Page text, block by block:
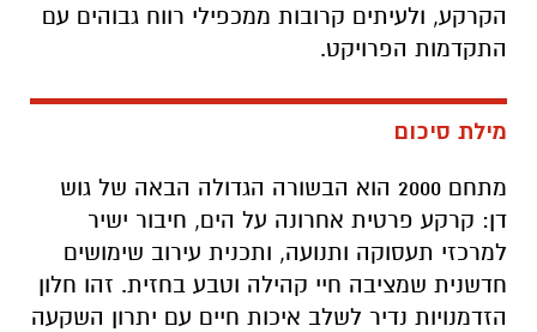
הקרקע, ולעיתים קרובות ממכפילי רווח גבוהים עם
התקדמות הפרויקט.
מילת סיכום
מתחם 2000 הוא הבשורה הגדולה הבאה של גוש
דן: קרקע פרטית אחרונה על הים, חיבור ישיר
למרכזי תעסוקה ותנועה, ותכנית עירוב שימושים
חדשנית שמציבה חיי קהילה וטבע בחזית. זהו חלון
הזדמנויות נדיר לשלב איכות חיים עם יתרון השקעה